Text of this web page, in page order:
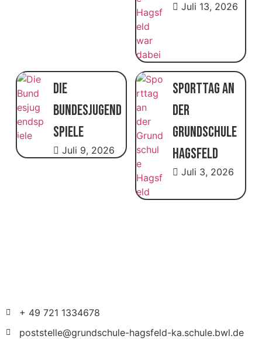
Juli 13, 2026
Die
Bundesjugend
spiele
Juli 9, 2026
Sporttag an
der
Grundschule
Hagsfeld
Juli 3, 2026
+ 49 721 1334678
poststelle@grundschule-hagsfeld-ka.schule.bwl.de